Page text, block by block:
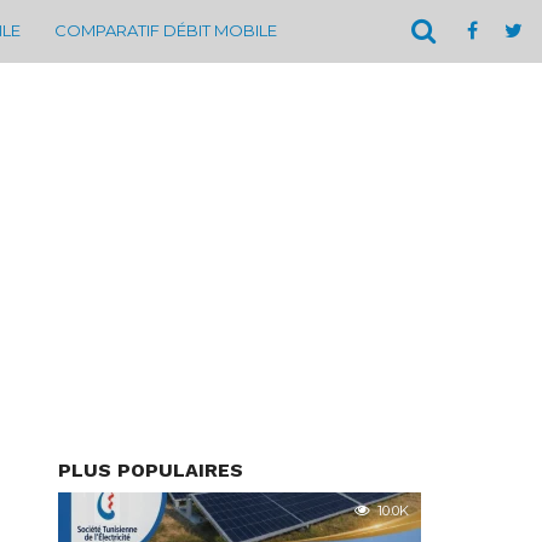
COMPARATIF DÉBIT MOBILE
PLUS POPULAIRES
10.0K